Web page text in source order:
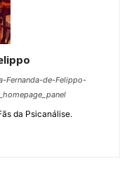
Fernanda-de-Felippo-
da Psicanálise.